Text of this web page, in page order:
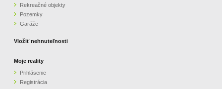
Rekreačné objekty
Pozemky
Garáže
Vložiť nehnuteľnosti
Moje reality
Prihlásenie
Registrácia